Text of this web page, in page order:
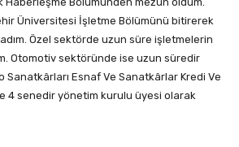
Üniversitesi İşletme Bölümünü bitirerek
Özel sektörde uzun süre işletmelerin
Otomotiv sektöründe ise uzun süredir
Sanatkârları Esnaf Ve Sanatkârlar Kredi Ve
4 senedir yönetim kurulu üyesi olarak